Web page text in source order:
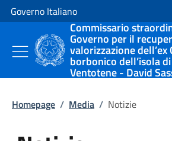
Vai al contenuto
Vai alla navigazione del sito
Governo Italiano
Commissario
Governo per il
valorizzazione dell’ex
borbonico dell’isola
Ventotene - David
Homepage / Media / Notizie